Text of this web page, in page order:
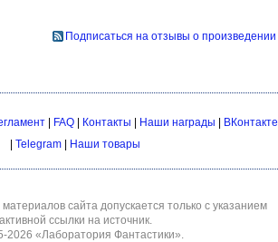
Подписаться на отзывы о произведении
| FAQ| Контакты | Наши награды | ВКонтакте
| Telegram | Наши товары
сайта допускается только с указанием
активной ссылки на источник.
2026 «Лаборатория Фантастики»